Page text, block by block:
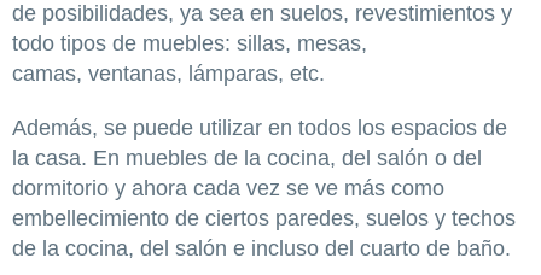
de posibilidades, ya sea en suelos, revestimientos y
todo tipos de muebles: sillas, mesas,
camas, ventanas, lámparas, etc.
Además, se puede utilizar en todos los espacios de
la casa. En muebles de la cocina, del salón o del
dormitorio y ahora cada vez se ve más como
embellecimiento de ciertos paredes, suelos y techos
de la cocina, del salón e incluso del cuarto de baño.